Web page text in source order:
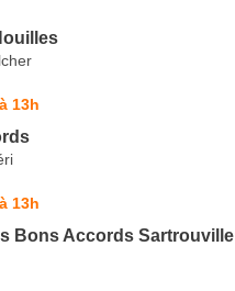
13h
13h
Bons Accords Sartrouville